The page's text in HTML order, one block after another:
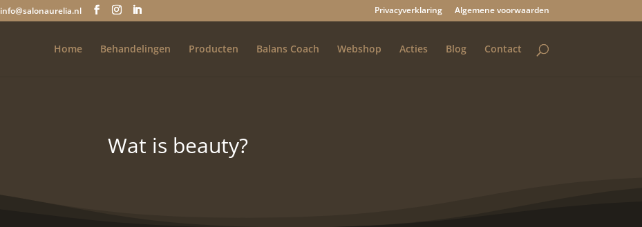
info@salonaurelia.nl Privacyverklaring Algemene voorwaarden
Home Behandelingen Producten Balans Coach Webshop Acties Blog Contact
Wat is beauty?